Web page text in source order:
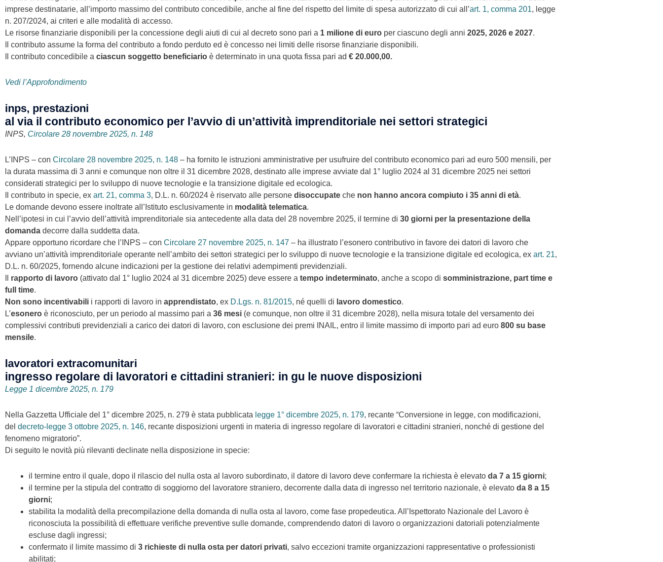
imprese destinatarie, all’importo massimo del contributo concedibile, anche al fine del rispetto del limite di spesa autorizzato di cui all’art. 1, comma 201, legge
n. 207/2024, ai criteri e alle modalità di accesso.
Le risorse finanziarie disponibili per la concessione degli aiuti di cui al decreto sono pari a 1 milione di euro per ciascuno degli anni 2025, 2026 e 2027.
Il contributo assume la forma del contributo a fondo perduto ed è concesso nei limiti delle risorse finanziarie disponibili.
Il contributo concedibile a ciascun soggetto beneficiario è determinato in una quota fissa pari ad € 20.000,00.
Vedi l’Approfondimento
inps, prestazioni
al via il contributo economico per l’avvio di un’attività imprenditoriale nei settori strategici
INPS, Circolare 28 novembre 2025, n. 148
L’INPS – con Circolare 28 novembre 2025, n. 148 – ha fornito le istruzioni amministrative per usufruire del contributo economico pari ad euro 500 mensili, per
la durata massima di 3 anni e comunque non oltre il 31 dicembre 2028, destinato alle imprese avviate dal 1° luglio 2024 al 31 dicembre 2025 nei settori
considerati strategici per lo sviluppo di nuove tecnologie e la transizione digitale ed ecologica.
Il contributo in specie, ex art. 21, comma 3, D.L. n. 60/2024 è riservato alle persone disoccupate che non hanno ancora compiuto i 35 anni di età.
Le domande devono essere inoltrate all’Istituto esclusivamente in modalità telematica.
Nell’ipotesi in cui l’avvio dell’attività imprenditoriale sia antecedente alla data del 28 novembre 2025, il termine di 30 giorni per la presentazione della
domanda decorre dalla suddetta data.
Appare opportuno ricordare che l’INPS – con Circolare 27 novembre 2025, n. 147 – ha illustrato l’esonero contributivo in favore dei datori di lavoro che
avviano un’attività imprenditoriale operante nell’ambito dei settori strategici per lo sviluppo di nuove tecnologie e la transizione digitale ed ecologica, ex art. 21,
D.L. n. 60/2025, fornendo alcune indicazioni per la gestione dei relativi adempimenti previdenziali.
rapporto di lavoro (attivato dal 1° luglio 2024 al 31 dicembre 2025) deve essere a tempo indeterminato, anche a scopo di somministrazione, part time e
full time.
Non sono incentivabili i rapporti di lavoro in apprendistato, ex D.Lgs. n. 81/2015, né quelli di lavoro domestico.
L’esonero è riconosciuto, per un periodo al massimo pari a 36 mesi (e comunque, non oltre il 31 dicembre 2028), nella misura totale del versamento dei
complessivi contributi previdenziali a carico dei datori di lavoro, con esclusione dei premi INAIL, entro il limite massimo di importo pari ad euro 800 su base
mensile.
lavoratori extracomunitari
ingresso regolare di lavoratori e cittadini stranieri: in gu le nuove disposizioni
Legge 1 dicembre 2025, n. 179
Nella Gazzetta Ufficiale del 1° dicembre 2025, n. 279 è stata pubblicata legge 1° dicembre 2025, n. 179, recante “Conversione in legge, con modificazioni,
del decreto-legge 3 ottobre 2025, n. 146, recante disposizioni urgenti in materia di ingresso regolare di lavoratori e cittadini stranieri, nonché di gestione del
fenomeno migratorio”.
Di seguito le novità più rilevanti declinate nella disposizione in specie:
il termine entro il quale, dopo il rilascio del nulla osta al lavoro subordinato, il datore di lavoro deve confermare la richiesta è elevato da 7 a 15 giorni;
il termine per la stipula del contratto di soggiorno del lavoratore straniero, decorrente dalla data di ingresso nel territorio nazionale, è elevato da 8 a 15
giorni;
stabilita la modalità della precompilazione della domanda di nulla osta al lavoro, come fase propedeutica. All’Ispettorato Nazionale del Lavoro è
riconosciuta la possibilità di effettuare verifiche preventive sulle domande, comprendendo datori di lavoro o organizzazioni datoriali potenzialmente
escluse dagli ingressi;
confermato il limite massimo di 3 richieste di nulla osta per datori privati, salvo eccezioni tramite organizzazioni rappresentative o professionisti
abilitati;